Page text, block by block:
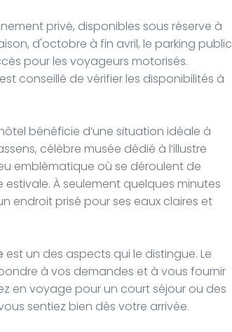
privé, disponibles sous réserve à
d'octobre à fin avril, le parking public
pour les voyageurs motorisés.
conseillé de vérifier les disponibilités à
bénéficie d’une situation idéale à
célèbre musée dédié à l’illustre
emblématique où se déroulent de
À seulement quelques minutes
endroit prisé pour ses eaux claires et
est un des aspects qui le distingue. Le
à vos demandes et à vous fournir
en voyage pour un court séjour ou des
sentiez bien dès votre arrivée.